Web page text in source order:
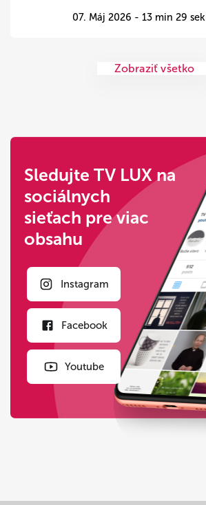
07. Máj 2026 - 13 min 29 sek
Zobraziť všetko
Sledujte TV LUX na
sociálnych
sieťach pre viac
obsahu
Instagram
Facebook
Youtube